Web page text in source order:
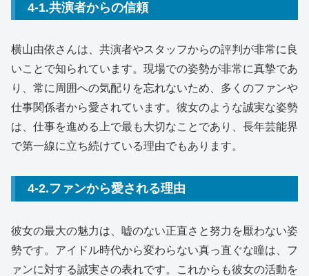
4-1.共演者からの信頼
横山由依さんは、共演者やスタッフからの評判が非常に良
いことで知られています。現場での姿勢が非常に真摯であ
り、常に周囲への気配りを忘れないため、多くのファンや
仕事関係者から愛されています。彼女のような誠実な姿勢
は、仕事を進める上で最も大切なことであり、長年芸能界
で第一線に立ち続けている理由でもあります。
4-2.ファンから愛される理由
彼女の最大の魅力は、嘘のない正直さと努力を厭わない姿
勢です。アイドル時代から変わらない真っ直ぐな瞳は、フ
ァンに対する誠実さの表れです。これからも彼女の活動を